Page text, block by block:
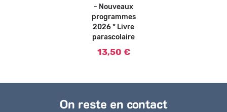
- Nouveaux
programmes
2026 * Livre
parascolaire
13,50 €
On reste en contact